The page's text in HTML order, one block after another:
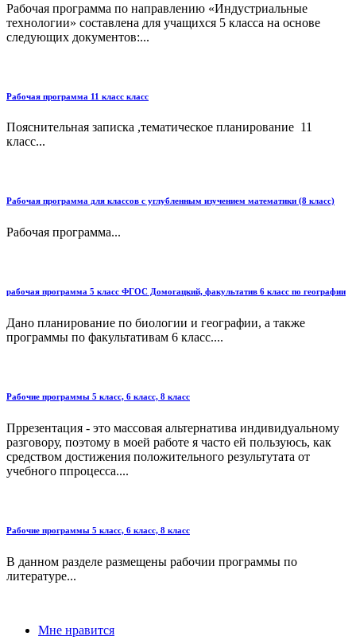
Рабочая программа по направлению «Индустриальные
технологии» составлена для учащихся 5 класса на основе
следующих документов:...
Рабочая программа 11 класс класс
Пояснительная записка ,тематическое планирование 11
класс...
Рабочая программа для классов с углубленным изучением математики (8 класс)
Рабочая программа...
рабочая программа 5 класс ФГОС Домогацкий, факультатив 6 класс по географии
Дано планирование по биологии и географии, а также
программы по факультативам 6 класс....
Рабочие программы 5 класс, 6 класс, 8 класс
Пррезентация - это массовая альтернатива индивидуальному
разговору, поэтому в моей работе я часто ей пользуюсь, как
средством достижения положительного результутата от
учебного ппроцесса....
Рабочие программы 5 класс, 6 класс, 8 класс
В данном разделе размещены рабочии программы по
литературе...
Мне нравится